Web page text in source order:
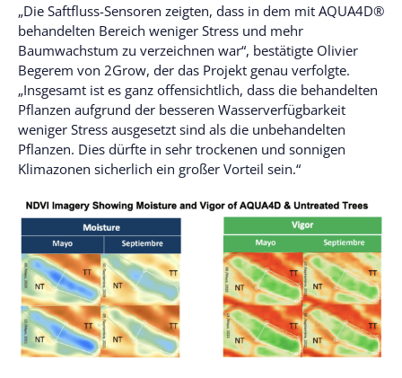
„Die Saftfluss-Sensoren zeigten, dass in dem mit AQUA4D®
behandelten Bereich weniger Stress und mehr
Baumwachstum zu verzeichnen war“, bestätigte Olivier
Begerem von 2Grow, der das Projekt genau verfolgte.
„Insgesamt ist es ganz offensichtlich, dass die behandelten
Pflanzen aufgrund der besseren Wasserverfügbarkeit
weniger Stress ausgesetzt sind als die unbehandelten
Pflanzen. Dies dürfte in sehr trockenen und sonnigen
Klimazonen sicherlich ein großer Vorteil sein.“